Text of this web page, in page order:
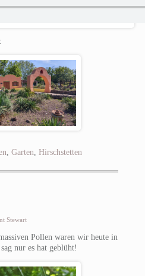
, Garten, Hirschstetten
Stewart
Pollen waren wir heute in
nur es hat geblüht!